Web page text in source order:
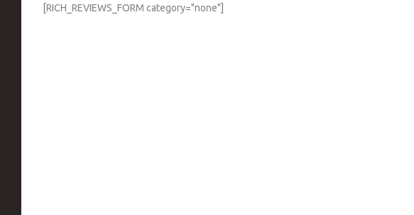
[RICH_REVIEWS_FORM category="none"]